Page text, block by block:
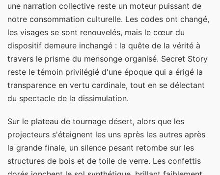
une narration collective reste un moteur puissant de
notre consommation culturelle. Les codes ont changé,
les visages se sont renouvelés, mais le cœur du
dispositif demeure inchangé : la quête de la vérité à
travers le prisme du mensonge organisé. Secret Story
reste le témoin privilégié d'une époque qui a érigé la
transparence en vertu cardinale, tout en se délectant
du spectacle de la dissimulation.
Sur le plateau de tournage désert, alors que les
projecteurs s'éteignent les uns après les autres après
la grande finale, un silence pesant retombe sur les
structures de bois et de toile de verre. Les confettis